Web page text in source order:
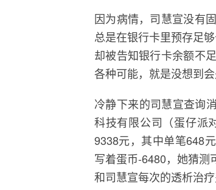
因为病情，司慧宣没有
总是在银行卡里预存足
却被告知银行卡余额不
各种可能，就是没想到
冷静下来的司慧宣查询
科技有限公司（蛋仔派
9338元，其中单笔648
写着蛋币-6480，她猜测
和司慧宣每次的透析治